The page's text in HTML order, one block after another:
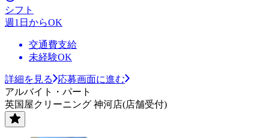
シフト
週1日からOK
交通費支給
未経験OK
詳細を見る
応募画面に進む
アルバイト・パート
英国屋クリーニング 神河店(店舗受付)